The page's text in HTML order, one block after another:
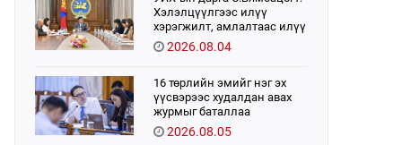
Хэлэлцүүлгээс илүү
хэрэгжилт, амлалтаас илүү
бодит үр дүн чухал
2026.08.04
16 төрлийн эмийг нэг эх
үүсвэрээс худалдан авах
журмыг баталлаа
2026.08.05